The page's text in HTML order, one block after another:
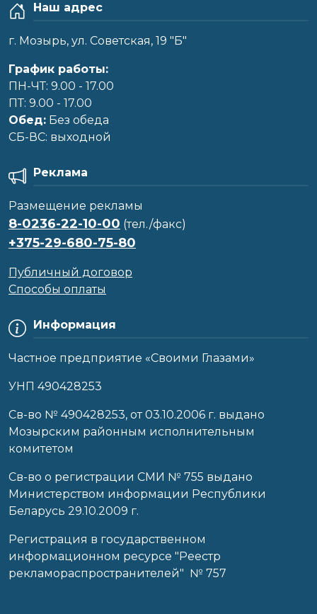
Наш адрес
г. Мозырь, ул. Советская, 19 "Б"
График работы:
ПН-ЧТ: 9.00 - 17.00
ПТ: 9.00 - 17.00
Обед: Без обеда
CБ-ВС: выходной
Информация
Частное предприятие «Своими Глазами»
УНП 490428253
Cв-во № 490428253, от 03.10.2006 г. выдано
Мозырским районным исполнительным
комитетом
Св-во о регистрации СМИ № 755 выдано
Министерством информации Республики
Беларусь 29.10.2009 г.
Регистрация в государственном
информационном ресурсе "Реестр
рекламораспространителей" № 757
Реклама
Размещение рекламы
8-0236-22-10-00 (тел./факс)
+375-29-680-75-80
Публичный договор
Способы оплаты